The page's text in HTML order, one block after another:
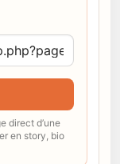
direct d’une
en story, bio